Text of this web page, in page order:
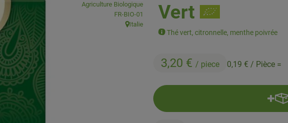
Vert
Thé vert, citronnelle, menthe poivrée
3,20 € / piece 0,19 € / Pièce =
Agriculture Biologique
, Autorité de contrôle:
FR-BIO-01
, Origine:
Italie